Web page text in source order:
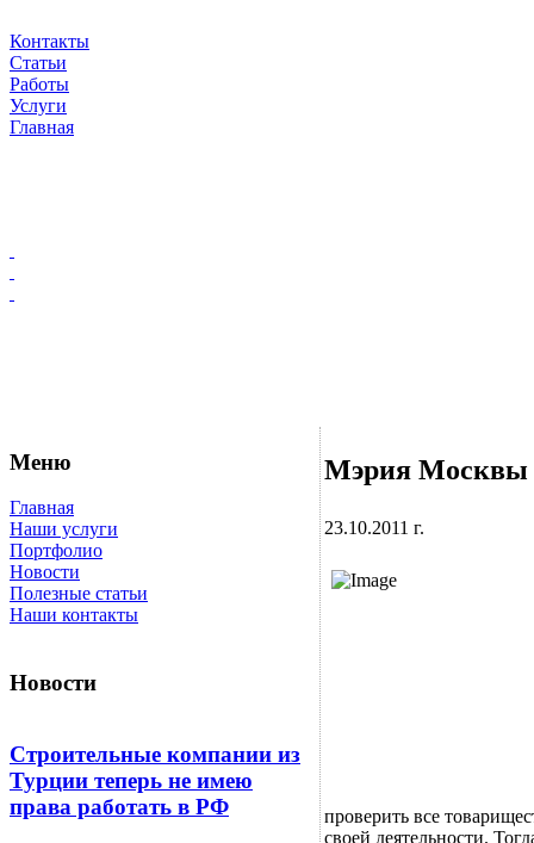
Контакты
Статьи
Работы
Услуги
Главная
Меню
Главная
Наши услуги
Портфолио
Новости
Полезные статьи
Наши контакты
Новости
Строительные компании из
Турции теперь не имею
права работать в РФ
Мэрия Москвы
23.10.2011 г.
проверить все
своей деятельности.